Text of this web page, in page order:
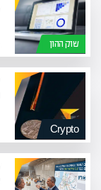
שוק ההון
Crypto